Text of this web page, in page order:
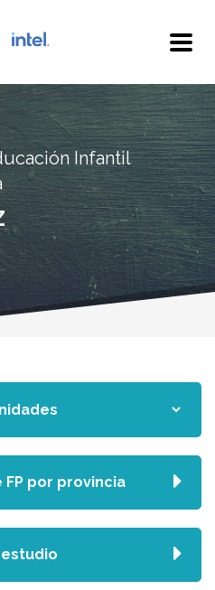
Infantil
por provincia